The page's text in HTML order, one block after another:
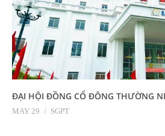
ĐẠI HỘI ĐỒNG CỔ ĐÔNG THƯỜNG
MAY 29 / SGPT